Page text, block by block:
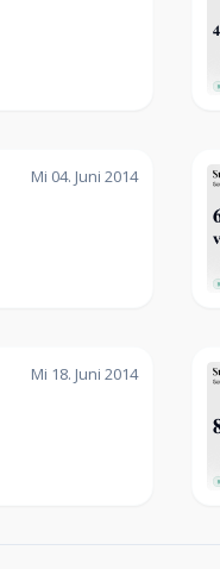
Mi 04. Juni 2014
Mi 18. Juni 2014